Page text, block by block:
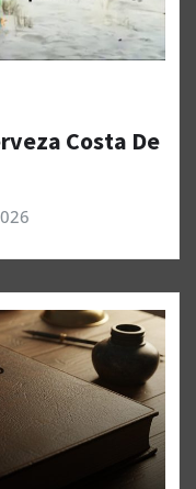
Costa De